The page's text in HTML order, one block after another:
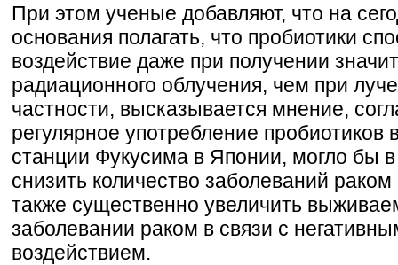
При этом ученые добавляют, что на
основания полагать, что пробиотики
воздействие даже при получении
радиационного облучения, чем при
частности, высказывается мнение,
регулярное употребление пробиотиков
станции Фукусима в Японии, могло бы
снизить количество заболеваний
также существенно увеличить
заболевании раком в связи с
воздействием.